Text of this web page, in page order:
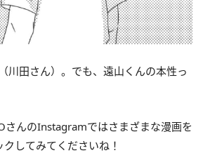
川田さん）。でも、遠山くんの本性っ
さんのInstagramではさまざまな漫画を
してみてくださいね！